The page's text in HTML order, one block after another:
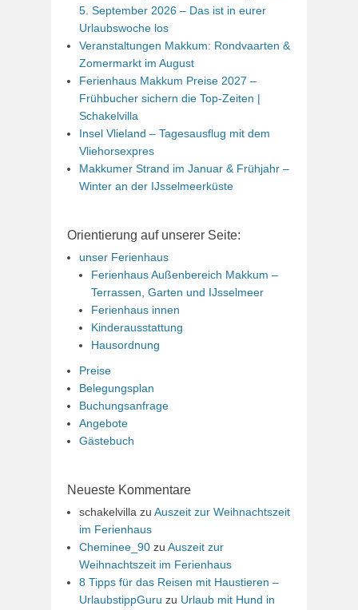
5. September 2026 – Das ist in eurer
Urlaubswoche los
Veranstaltungen Makkum: Rondvaarten &
Zomermarkt im August
Ferienhaus Makkum Preise 2027 –
Frühbucher sichern die Top-Zeiten |
Schakelvilla
Insel Vlieland – Tagesausflug mit dem
Vliehorsexpres
Makkumer Strand im Januar & Frühjahr –
Winter an der IJsselmeerküste
Orientierung auf unserer Seite:
unser Ferienhaus
Ferienhaus Außenbereich Makkum –
Terrassen, Garten und IJsselmeer
Ferienhaus innen
Kinderausstattung
Hausordnung
Preise
Belegungsplan
Buchungsanfrage
Angebote
Gästebuch
Neueste Kommentare
schakelvilla zu Auszeit zur Weihnachtszeit
im Ferienhaus
Cheminee_90 zu Auszeit zur
Weihnachtszeit im Ferienhaus
8 Tipps für das Reisen mit Haustieren –
UrlaubstippGuru zu Urlaub mit Hund in